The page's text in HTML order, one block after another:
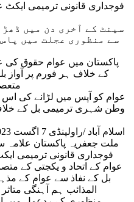
فوجداری قانونی ترمیمی ایکٹ
سینٹ کے آخری دن میں
سے منظوری عجلت میں
پاکستان میں عوام حقوق کی
کے خلاف ہر فورم پر آواز
عوام کو آپس میں لڑانے کی
وطن شہری ترمیمی بل کے خلاف
ملت جعفریہ پاکستان علامہ
عوام کے اتحاد و یکجتی کے
بل کے نفاذ سے عوام کے
المذائب ہم آہنگی